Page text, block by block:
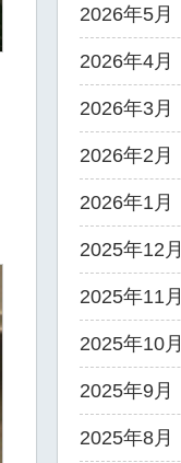
2026年5月
2026年4月
2026年3月
2026年2月
2026年1月
2025年12月
2025年11月
2025年10月
2025年9月
2025年8月